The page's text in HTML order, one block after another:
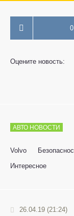
0
Оцените новость:
60
1
АВТО НОВОСТИ
Volvo
Интересное
26.04.19 (21:24)